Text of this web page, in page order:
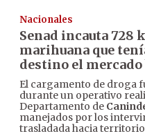
Nacionales
Senad incauta 728
marihuana que
destino el
El cargamento de droga
durante un operativo
Departamento de
manejados por los
trasladada hacia